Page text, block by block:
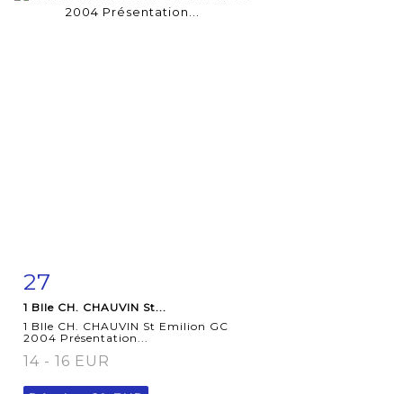
27
1 Blle CH. CHAUVIN St...
1 Blle CH. CHAUVIN St Emilion GC
2004 Présentation...
14 - 16 EUR